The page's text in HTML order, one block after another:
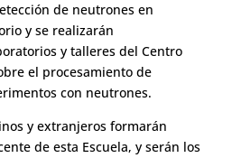
de neutrones en
y se realizarán
y talleres del Centro
el procesamiento de
con neutrones.
y extranjeros formarán
de esta Escuela, y serán los